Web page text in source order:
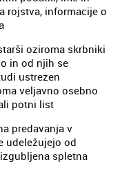
rojstva, informacije o
oziroma skrbniki
in od njih se
ustrezen
veljavno osebno
potni list
predavanja v
udeležujejo od
spletna